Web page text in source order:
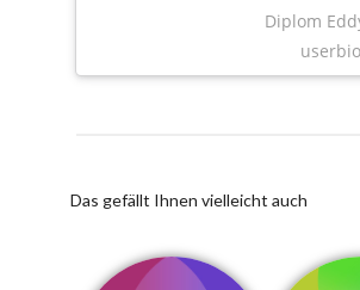
Diplom
Das gefällt Ihnen vielleicht auch